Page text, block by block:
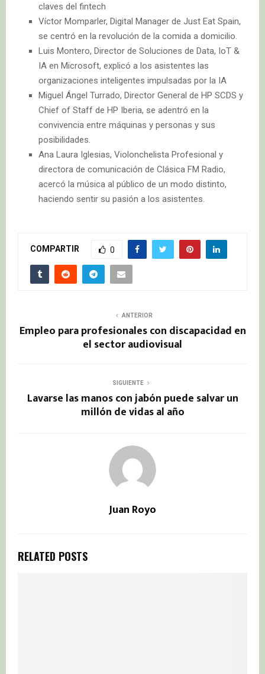
claves del fintech
Víctor Momparler, Digital Manager de Just Eat Spain,
se centró en la revolución de la comida a domicilio.
Luis Montero, Director de Soluciones de Data, IoT &
IA en Microsoft, explicó a los asistentes las
organizaciones inteligentes impulsadas por la IA
Miguel Ángel Turrado, Director General de HP SCDS y
Chief of Staff de HP Iberia, se adentró en la
convivencia entre máquinas y personas y sus
posibilidades.
Ana Laura Iglesias, Violonchelista Profesional y
directora de comunicación de Clásica FM Radio,
acercó la música al público de un modo distinto,
haciendo sentir su pasión a los asistentes.
COMPARTIR 0
ANTERIOR
Empleo para profesionales con discapacidad en
el sector audiovisual
SIGUIENTE
Lavarse las manos con jabón puede salvar un
millón de vidas al año
Juan Royo
RELATED POSTS